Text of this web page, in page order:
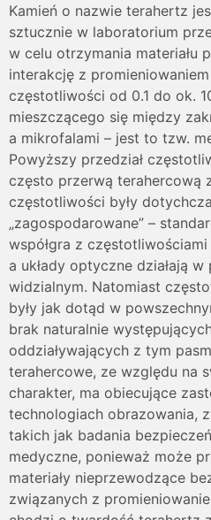
Kamień o nazwie terahertz
sztucznie w laboratorium
w celu otrzymania materiału
interakcję z
częstotliwości od 0.1 do ok.
mieszczącego się między
a mikrofalami – jest to tzw.
Powyższy przedział
często przerwą terahercową
częstotliwości były
„zagospodarowane” –
współgra z
a układy optyczne działają
widzialnym. Natomiast
były jak dotąd w
brak naturalnie
oddziaływających z tym
terahercowe, ze względu na
charakter, ma obiecujące
technologiach obrazowania,
takich jak badania
medyczne, ponieważ może
materiały nieprzewodzące
związanych z